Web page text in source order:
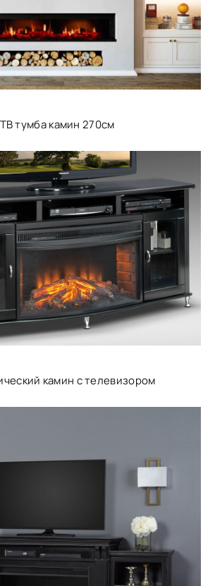
ТВ тумба камин 270см
камин с телевизором